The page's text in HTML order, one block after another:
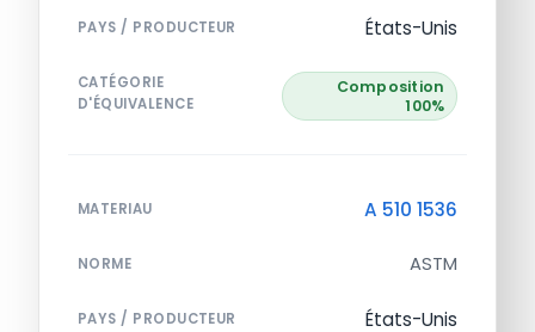
PAYS / PRODUCTEUR États-Unis
CATÉGORIE
D'ÉQUIVALENCE
Composition
100%
MATERIAU A 510 1536
NORME ASTM
PAYS / PRODUCTEUR États-Unis